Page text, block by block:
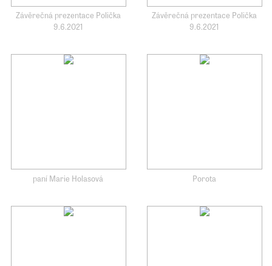
Závěrečná prezentace Polička
9.6.2021
Závěrečná prezentace Polička
9.6.2021
paní Marie Holasová Porota